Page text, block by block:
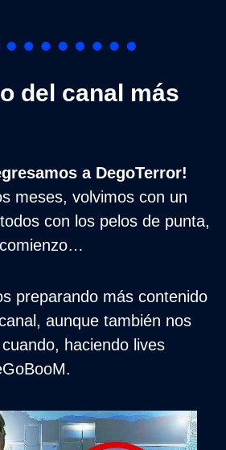
del canal más
a DegoTerror!
meses, volvimos con un
con los pelos de punta,
preparando más contenido
aunque también nos
haciendo lives